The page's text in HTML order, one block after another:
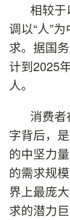
相较
调以“人”
求。据国
计到2025
人。
消费
字背后，
的中坚力
的需求规
界上最庞
求的潜力巨